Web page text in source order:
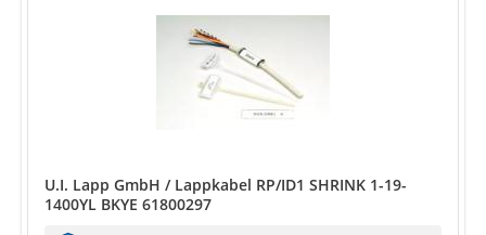
U.I. Lapp GmbH / Lappkabel RP/ID1 SHRINK 1-19-
1400YL BKYE 61800297